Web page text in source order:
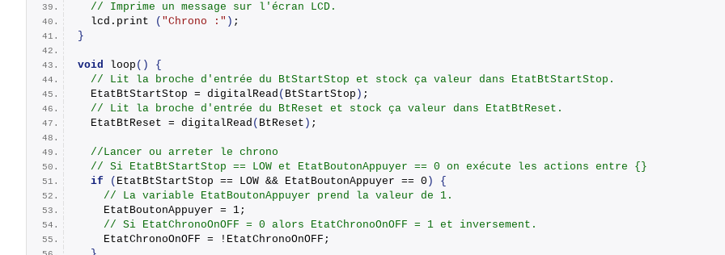
// Imprime un message sur l'écran LCD.
  lcd.
print ( "Chrono :" ) ;
}
void loop ()
{
// Lit la broche d'entrée du BtStartStop et stock ça valeur dans EtatBtStartStop.
  EtatBtStartStop =
digitalRead ( BtStartStop ) ;
// Lit la broche d'entrée du BtReset et stock ça valeur dans EtatBtReset.
  EtatBtReset =
digitalRead ( BtReset ) ;
//Lancer ou arreter le chrono
// Si EtatBtStartStop == LOW et EtatBoutonAppuyer == 0 on exécute les actions entre {}
if
( EtatBtStartStop == LOW && EtatBoutonAppuyer == 0 )
{
// La variable EtatBoutonAppuyer prend la valeur de 1.
    EtatBoutonAppuyer = 1;
// Si EtatChronoOnOFF = 0 alors EtatChronoOnOFF = 1 et inversement.
    EtatChronoOnOFF = !EtatChronoOnOFF;